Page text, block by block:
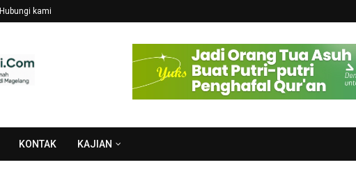
Hubungi kami
KONTAK KAJIAN